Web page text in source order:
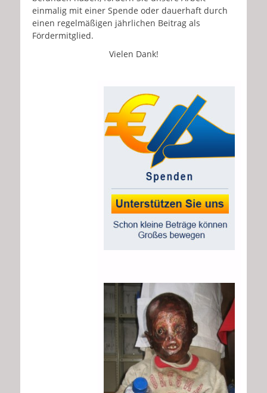
einmalig mit einer Spende oder dauerhaft durch
einen regelmäßigen jährlichen Beitrag als
Fördermitglied.
Vielen Dank!